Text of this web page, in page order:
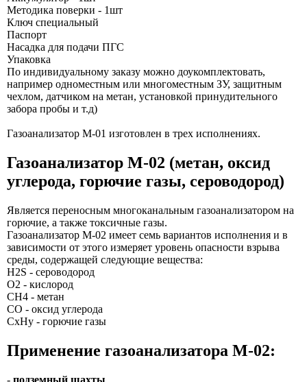
Методика поверки - 1шт
Ключ специальный
Паспорт
Насадка для подачи ПГС
Упаковка
По индивидуальному заказу можно доукомплектовать,
например одноместным или многоместным ЗУ, защитным
чехлом, датчиком на метан, установкой принудительного
забора пробы и т.д)
Газоанализатор М-01 изготовлен в трех исполнениях.
Газоанализатор М-02 (метан, оксид
углерода, горючие газы, сероводород)
Является переносным многоканальным газоанализатором на
горючие, а также токсичные газы.
Газоанализатор М-02 имеет семь вариантов исполнения и в
зависимости от этого измеряет уровень опасности взрыва
среды, содержащей следующие вещества:
H2S - сероводород
О2 - кислород
СН4 - метан
СО - оксид углерода
СхНу - горючие газы
Применение газоанализатора М-02:
- подземный шахты